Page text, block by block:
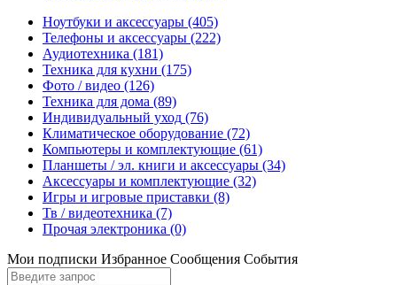
Ноутбуки и аксессуары (405)
Телефоны и аксессуары (222)
Аудиотехника (181)
Техника для кухни (175)
Фото / видео (126)
Техника для дома (89)
Индивидуальный уход (76)
Климатическое оборудование (72)
Компьютеры и комплектующие (61)
Планшеты / эл. книги и аксессуары (34)
Аксессуары и комплектующие (32)
Игры и игровые приставки (8)
Тв / видеотехника (7)
Прочая электроника (0)
Мои подписки Избранное Сообщения События